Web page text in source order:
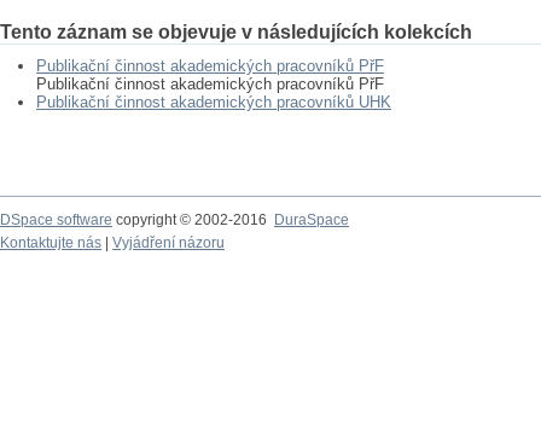
Tento záznam se objevuje v následujících kolekcích
Publikační činnost akademických pracovníků PřF
Publikační činnost akademických pracovníků PřF
Publikační činnost akademických pracovníků UHK
DSpace software copyright © 2002-2016
DuraSpace
Kontaktujte nás
Vyjádření názoru